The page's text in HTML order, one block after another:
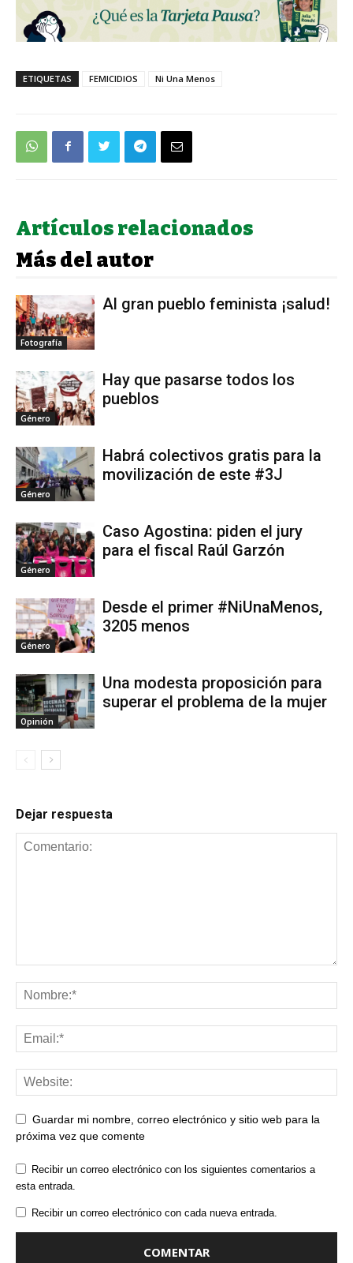
ETIQUETAS FEMICIDIOS Ni Una Menos
Artículos relacionados
Más del autor
Fotografía
Al gran pueblo feminista ¡salud!
Género
Hay que pasarse todos los
pueblos
Género
Habrá colectivos gratis para la
movilización de este #3J
Género
Caso Agostina: piden el jury
para el fiscal Raúl Garzón
Género
Desde el primer #NiUnaMenos,
3205 menos
Opinión
Una modesta proposición para
superar el problema de la mujer
Dejar respuesta
Guardar mi nombre, correo electrónico y sitio web para la
próxima vez que comente
Recibir un correo electrónico con los siguientes comentarios a
esta entrada.
Recibir un correo electrónico con cada nueva entrada.